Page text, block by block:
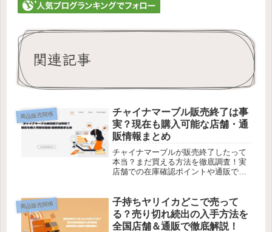
関連記事
商品販売関係
チャイナマーブル販売終了は事
実？現在も購入可能な店舗・通
販情報まとめ
チャイナマーブルが販売終了したって
本当？まだ買える方法を徹底調査！実
店舗での在庫確認ポイントや通販での
商品販売関係
子持ちヤリイカどこで売って
る？売り切れ続出の入手方法を
全国店舗＆通販で徹底解説！